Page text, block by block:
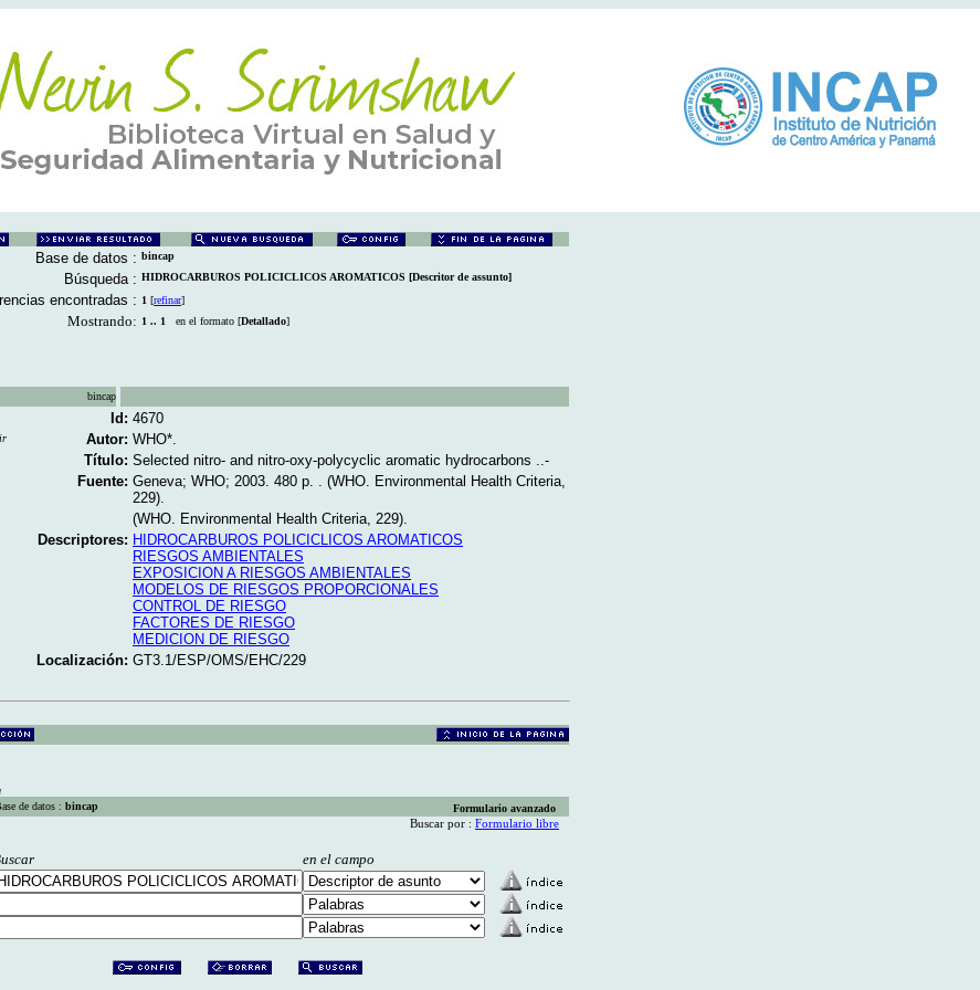
Base de datos : bincap
Búsqueda : HIDROCARBUROS POLICICLICOS AROMATICOS [Descritor de assunto]
encontradas : 1 [refinar]
Mostrando: 1 .. 1 en el formato [Detallado]
bincap
Id: 4670
Autor: WHO*.
Título: Selected nitro- and nitro-oxy-polycyclic aromatic hydrocarbons ..-
Fuente: Geneva; WHO; 2003. 480 p. . (WHO. Environmental Health Criteria,
229).
(WHO. Environmental Health Criteria, 229).
Descriptores: HIDROCARBUROS POLICICLICOS AROMATICOS
RIESGOS AMBIENTALES
EXPOSICION A RIESGOS AMBIENTALES
MODELOS DE RIESGOS PROPORCIONALES
CONTROL DE RIESGO
FACTORES DE RIESGO
MEDICION DE RIESGO
Localización: GT3.1/ESP/OMS/EHC/229
de datos : bincap Formulario avanzado
Buscar por : Formulario libre
en el campo